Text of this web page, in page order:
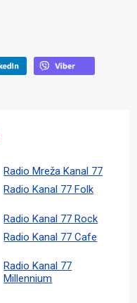
Radio Mreža Kanal 77
Radio Kanal 77 Folk
Radio Kanal 77 Rock
Radio Kanal 77 Cafe
Radio Kanal 77
Millennium